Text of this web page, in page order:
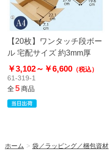
【20枚】ワンタッチ段ボー
ル 宅配サイズ 約3mm厚
￥3,102～ ￥6,600 （税込）
61-319-1
全5商品
ホーム >袋／ラッピング／梱包資材